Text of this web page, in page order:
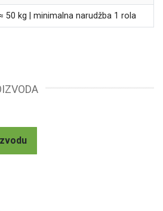
50 kg | minimalna narudžba 1 rola